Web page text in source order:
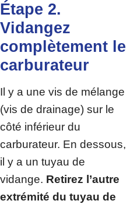
Étape 2.
Vidangez
complètement le
carburateur
Il y a une vis de mélange
(vis de drainage) sur le
côté inférieur du
carburateur. En dessous,
il y a un tuyau de
vidange. Retirez l’autre
extrémité du tuyau de